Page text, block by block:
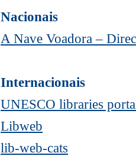
Nacionais
A Nave Voadora –
Internacionais
UNESCO libraries
Libweb
lib-web-cats